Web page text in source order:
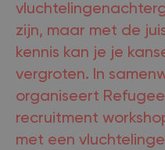
zijn, maar met de
kennis kan je je
vergroten. In
organiseert
recruitment
met een